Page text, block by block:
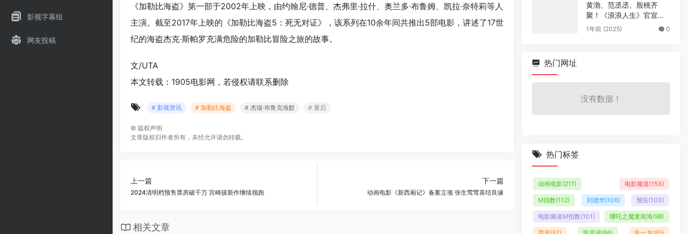
影视字幕组
网友投稿
《加勒比海盗》第一部于2002年上映，由约翰尼·德普、杰弗里·拉什、奥兰多·布鲁姆、凯拉·奈特莉等人
主演。截至2017年上映的《加勒比海盗5：死无对证》，该系列在10余年间共推出5部电影，讲述了17世
纪的海盗杰克·斯帕罗充满危险的加勒比冒险之旅的故事。
文/UTA
本文转载：1905电影网，若侵权请联系删除
# 影视资讯 # 加勒比海盗 # 杰瑞·布鲁克海默 # 重启
© 版权声明
文章版权归作者所有，未经允许请勿转载。
上一篇
2024清明档预售票房破千万 宫崎骏新作继续领跑
下一篇
动画电影《新西厢记》备案立项 张生莺莺喜结良缘
相关文章
黄渤、范丞丞、殷桃齐
聚！《浪浪人生》官宣阵
容
1年前 (2025) 0
热门网址
没有数据！
热门标签
动画电影(211) 电影频道(153)
M指数(112) 刘德华(106) 预告(103)
电影频道M指数(101) 哪吒之魔童闹海(98)